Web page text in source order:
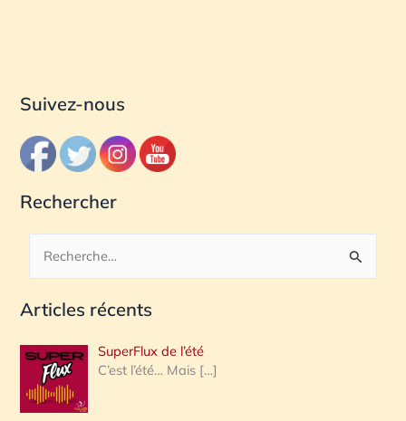
Suivez-nous
Rechercher
c
e
r
c
Articles récents
SuperFlux de l’été
C’est l’été… Mais […]